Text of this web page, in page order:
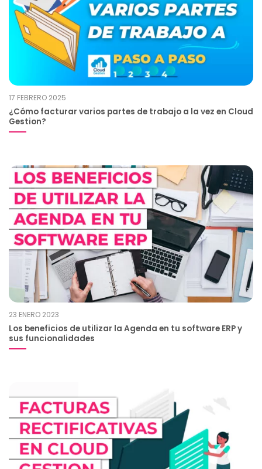
17 FEBRERO 2025
¿Cómo facturar varios partes de trabajo a la vez en Cloud
Gestion?
23 ENERO 2023
Los beneficios de utilizar la Agenda en tu software ERP y
sus funcionalidades